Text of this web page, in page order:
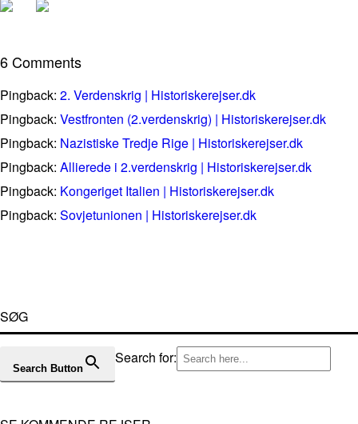
6 Comments
Pingback: 2. Verdenskrig | Historiskerejser.dk
Pingback: Vestfronten (2.verdenskrig) | Historiskerejser.dk
Pingback: Nazistiske Tredje Rige | Historiskerejser.dk
Pingback: Allierede i 2.verdenskrig | Historiskerejser.dk
Pingback: Kongeriget Italien | Historiskerejser.dk
Pingback: Sovjetunionen | Historiskerejser.dk
SØG
Search for:
Search Button